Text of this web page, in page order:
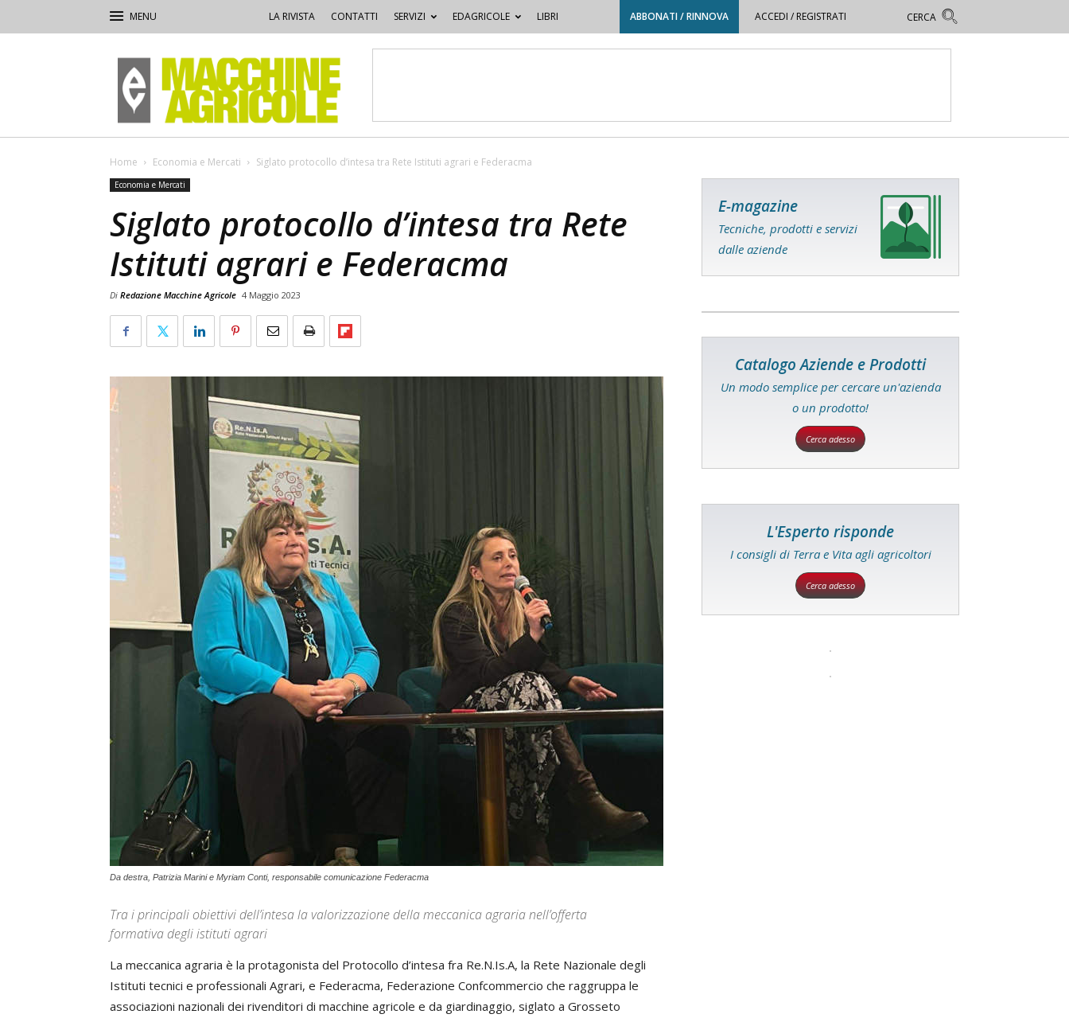
LA RIVISTA CONTATTI SERVIZI EDAGRICOLE LIBRI ABBONATI / RINNOVA ACCEDI / REGISTRATI
Macchine
Agricole
Home Economia e Mercati Siglato protocollo d’intesa tra Rete Istituti agrari e Federacma
Economia e Mercati
Siglato protocollo d’intesa tra Rete
Istituti agrari e Federacma
Di Redazione Macchine Agricole 4 Maggio 2023
Da destra, Patrizia Marini e Myriam Conti, responsabile comunicazione Federacma
Tra i principali obiettivi dell’intesa la valorizzazione della meccanica agraria nell’offerta
formativa degli istituti agrari
La meccanica agraria è la protagonista del Protocollo d’intesa fra Re.N.Is.A, la Rete Nazionale degli
Istituti tecnici e professionali Agrari, e Federacma, Federazione Confcommercio che raggruppa le
associazioni nazionali dei rivenditori di macchine agricole e da giardinaggio, siglato a Grosseto
E-magazine
Tecniche, prodotti e servizi
dalle aziende
Catalogo Aziende e Prodotti
Un modo semplice per cercare un'azienda
o un prodotto!
Cerca adesso
L'Esperto risponde
I consigli di Terra e Vita agli agricoltori
Cerca adesso